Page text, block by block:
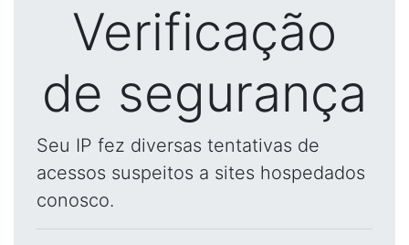
Verificação
de segurança
Seu IP fez diversas tentativas de
acessos suspeitos a sites hospedados
conosco.